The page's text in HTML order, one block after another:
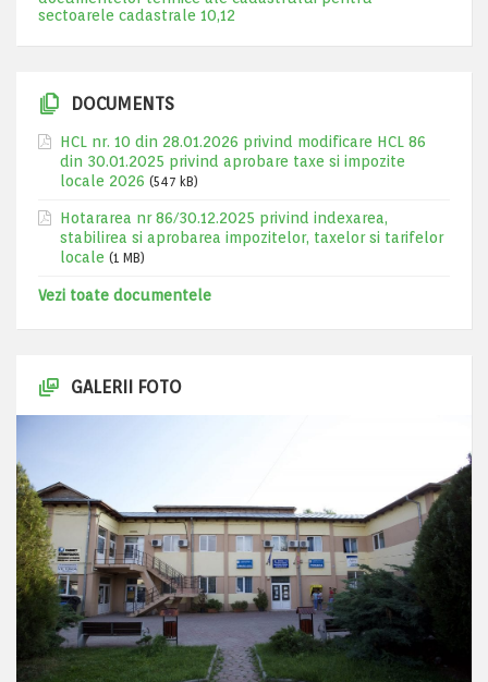
sectoarele cadastrale 10,12
DOCUMENTS
HCL nr. 10 din 28.01.2026 privind modificare HCL 86
din 30.01.2025 privind aprobare taxe si impozite
locale 2026 (547 kB)
Hotararea nr 86/30.12.2025 privind indexarea,
stabilirea si aprobarea impozitelor, taxelor si tarifelor
locale (1 MB)
Vezi toate documentele
GALERII FOTO